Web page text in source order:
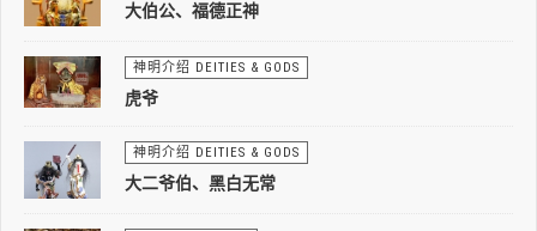
大伯公、福德正神
神明介绍 DEITIES & GODS
虎爷
神明介绍 DEITIES & GODS
大二爷伯、黑白无常